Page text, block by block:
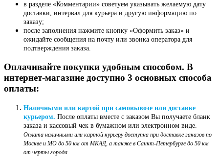
в разделе «Комментарии» советуем указывать желаемую дату
доставки, интервал для курьера и другую информацию по
заказу;
после заполнения нажмите кнопку «Оформить заказ» и
ожидайте сообщения на почту или звонка оператора для
подтверждения заказа.
Оплачивайте покупки удобным способом. В
интернет-магазине доступно 3 основных способа
оплаты:
Наличными или картой при самовывозе или доставке
курьером. После оплаты вместе с заказом Вы получаете бланк
заказа и кассовый чек в бумажном или электронном виде.
Оплата наличными или картой курьеру доступна при доставке заказов по
Москве и МО до 50 км от МКАД, а также в Санкт-Петербурге до 50 км
от черты города.